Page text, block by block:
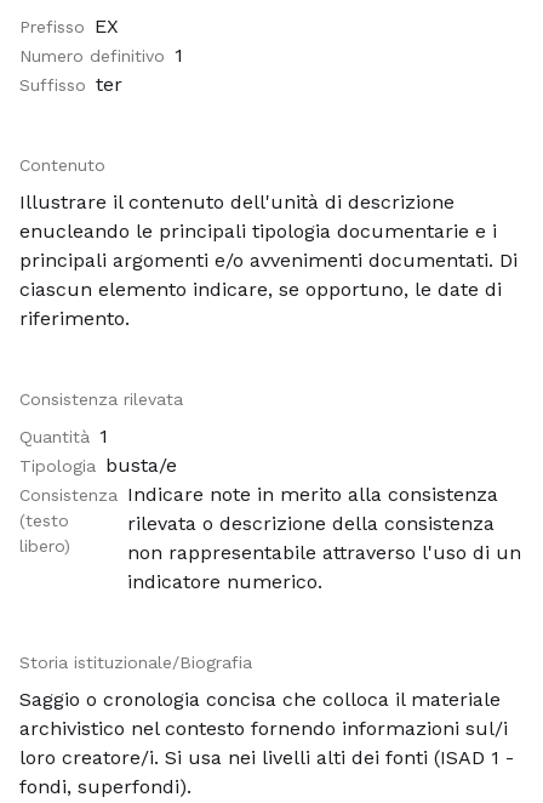
Prefisso
EX
Numero definitivo 1
Suffisso ter
Contenuto
Illustrare il contenuto dell'unità di descrizione
enucleando le principali tipologia documentarie e i
principali argomenti e/o avvenimenti documentati. Di
ciascun elemento indicare, se opportuno, le date di
riferimento.
Consistenza rilevata
Quantità
1
Tipologia busta/e
Consistenza
(testo
libero)
Indicare note in merito alla consistenza
rilevata o descrizione della consistenza
non rappresentabile attraverso l'uso di un
indicatore numerico.
Storia istituzionale/Biografia
Saggio o cronologia concisa che colloca il materiale
archivistico nel contesto fornendo informazioni sul/i
loro creatore/i. Si usa nei livelli alti dei fonti (ISAD 1 -
fondi, superfondi).